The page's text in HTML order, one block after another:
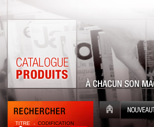
TITRE CODIFICATION